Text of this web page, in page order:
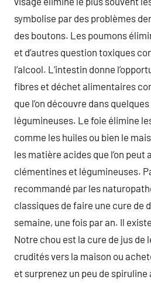
symbolise par des problèmes
des boutons. Les poumons
et d’autres question toxiques
l’alcool. L’intestin donne
fibres et déchet alimentaires
que l’on découvre dans
légumineuses. Le foie élimine
comme les huiles ou bien le
les matière acides que l’on
clémentines et légumineuses.
recommandé par les
classiques de faire une cure de
semaine, une fois par an. Il
Notre chou est la cure de jus de
crudités vers la maison ou
et surprenez un peu de spiruline